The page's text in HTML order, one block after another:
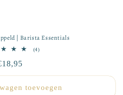
| Barista Essentials
(4)4
toevoegen